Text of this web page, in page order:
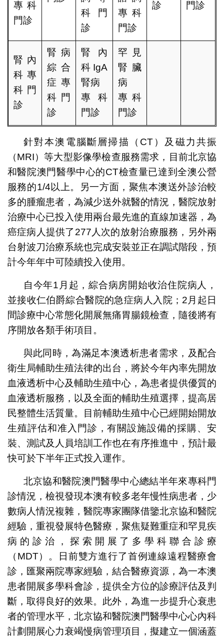
專科
門診
科門
診
專科
門診
診 門診
腎內
科專
科門
診
腎病
綜合
症專
科門
診
腎內
科IgA
腎病
專科
門診
罕見
腎臟
病
專科
門診
針對本澳電腦斷層掃描（CT）及磁力共振
（MRI）等大型影像學檢查服務需求，目前北京協
和醫院澳門醫學中心的CT檢查量已達到全澳公營
服務的1/4以上。另一方面，聚焦本澳送外診治較
多的腫瘤患者，為減少送外就醫的情況，醫院放射
治療中心已投入使用兩台最先進的直線加速器，為
癌症病人提供了277人次的放射治療服務，另外兩
台射波刀治療系統也完成安裝並正在調試階段，預
計今年年中可陸續投入使用。
自今年1月起，綜合病房開始收治住院病人，
並接收仁伯爵綜合醫院的急症病人入院；2月起日
間診療中心常態化開展無痛胃腸鏡檢查，隨後將有
序開放各類手術項目。
與此同時，為滿足本澳透析患者需求，及配合
衛生局輔助生殖法律的出台，將於今年內率先開放
血液透析中心及輔助生殖中心，為患者提供優質的
血液透析服務，以及全面的輔助生殖選擇，提高居
民整體生活質量。目前輔助生殖中心已經開始開放
生殖評估和准入門診，有關設施設備的採購、安
裝、測試及人員培訓工作也在有序推進中，預計最
快可於下半年正式投入運作。
北京協和醫院澳門醫學中心總結半年來專科門
診情況，檢視發現本澳有較多老年慢性病患者，少
數病人情況複雜，醫院專家團隊借鑒北京協和醫院
經驗，重視發展特色醫療，聚焦疑難重症和罕見疾
病的診治，探索開展了多學科聯合診療
（MDT）。日前雙方進行了首例連線遠程醫療會
診，匯聚兩院專家經驗，結合醫療資源，為一本澳
患者開展多學科會診，提供全方位的診療評估及判
斷，取得良好的效果。此外，為進一步提升心衰患
者的管理水平，北京協和醫院澳門醫學中心心內科
計劃開展心力衰竭慢病管理項目，擬建立一個涵蓋